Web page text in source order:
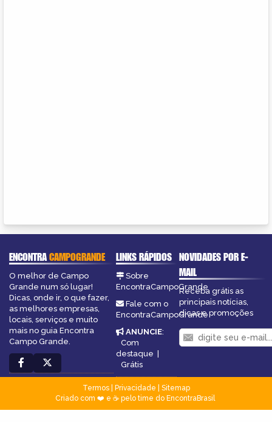
ENCONTRACAMPOGRANDE
O melhor de Campo
Grande num só lugar!
Dicas, onde ir, o que fazer,
as melhores empresas,
locais, serviços e muito
mais no guia Encontra
Campo Grande.
LINKS RÁPIDOS
Sobre
EncontraCampoGrande
Fale com o
EncontraCampoGrande
ANUNCIE:
Com
destaque |
Grátis
NOVIDADES POR E-
MAIL
Receba grátis as
principais notícias,
dicas e promoções
Termos| Privacidade
Sitemap
Criado com ❤️ e ☕ pelo time do EncontraBrasil